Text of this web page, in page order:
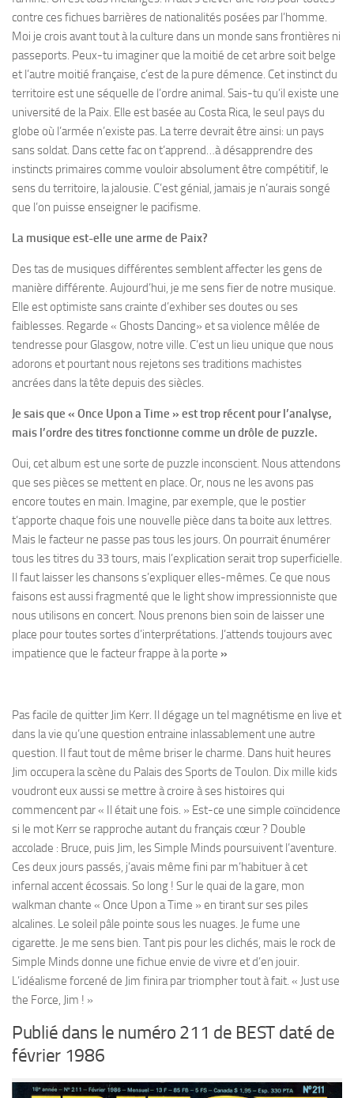
contre ces fichues barrières de nationalités posées par l’homme.
Moi je crois avant tout à la culture dans un monde sans frontières ni
passeports. Peux-tu imaginer que la moitié de cet arbre soit belge
et l’autre moitié française, c’est de la pure démence. Cet instinct du
territoire est une séquelle de l’ordre animal. Sais-tu qu’il existe une
université de la Paix. Elle est basée au Costa Rica, le seul pays du
globe où l’armée n’existe pas. La terre devrait être ainsi: un pays
sans soldat. Dans cette fac on t’apprend…à désapprendre des
instincts primaires comme vouloir absolument être compétitif, le
sens du territoire, la jalousie. C’est génial, jamais je n’aurais songé
que l’on puisse enseigner le pacifisme.
La musique est-elle une arme de Paix?
Des tas de musiques différentes semblent affecter les gens de
manière différente. Aujourd’hui, je me sens fier de notre musique.
Elle est optimiste sans crainte d’exhiber ses doutes ou ses
faiblesses. Regarde « Ghosts Dancing» et sa violence mêlée de
tendresse pour Glasgow, notre ville. C’est un lieu unique que nous
adorons et pourtant nous rejetons ses traditions machistes
ancrées dans la tête depuis des siècles.
Je sais que « Once Upon a Time » est trop récent pour l’analyse,
mais l’ordre des titres fonctionne comme un drôle de puzzle.
Oui, cet album est une sorte de puzzle inconscient. Nous attendons
que ses pièces se mettent en place. Or, nous ne les avons pas
encore toutes en main. Imagine, par exemple, que le postier
t’apporte chaque fois une nouvelle pièce dans ta boite aux lettres.
Mais le facteur ne passe pas tous les jours. On pourrait énumérer
tous les titres du 33 tours, mais l’explication serait trop superficielle.
Il faut laisser les chansons s’expliquer elles-mêmes. Ce que nous
faisons est aussi fragmenté que le light show impressionniste que
nous utilisons en concert. Nous prenons bien soin de laisser une
place pour toutes sortes d’interprétations. J’attends toujours avec
impatience que le facteur frappe à la porte »
Pas facile de quitter Jim Kerr. Il dégage un tel magnétisme en live et
dans la vie qu’une question entraine inlassablement une autre
question. Il faut tout de même briser le charme. Dans huit heures
Jim occupera la scène du Palais des Sports de Toulon. Dix mille kids
voudront eux aussi se mettre à croire à ses histoires qui
commencent par « Il était une fois. » Est-ce une simple coïncidence
si le mot Kerr se rapproche autant du français cœur ? Double
accolade : Bruce, puis Jim, les Simple Minds poursuivent l’aventure.
Ces deux jours passés, j’avais même fini par m’habituer à cet
infernal accent écossais. So long ! Sur le quai de la gare, mon
walkman chante « Once Upon a Time » en tirant sur ses piles
alcalines. Le soleil pâle pointe sous les nuages. Je fume une
cigarette. Je me sens bien. Tant pis pour les clichés, mais le rock de
Simple Minds donne une fichue envie de vivre et d’en jouir.
L’idéalisme forcené de Jim finira par triompher tout à fait. « Just use
the Force, Jim ! »
Publié dans le numéro 211 de BEST daté de
février 1986